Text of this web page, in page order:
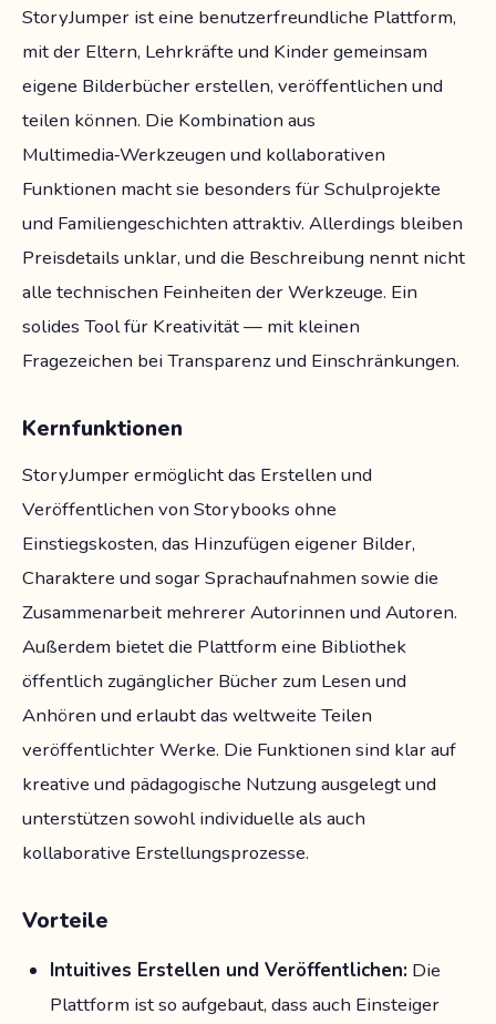
StoryJumper ist eine benutzerfreundliche Plattform,
mit der Eltern, Lehrkräfte und Kinder gemeinsam
eigene Bilderbücher erstellen, veröffentlichen und
teilen können. Die Kombination aus
Multimedia‑Werkzeugen und kollaborativen
Funktionen macht sie besonders für Schulprojekte
und Familiengeschichten attraktiv. Allerdings bleiben
Preisdetails unklar, und die Beschreibung nennt nicht
alle technischen Feinheiten der Werkzeuge. Ein
solides Tool für Kreativität — mit kleinen
Fragezeichen bei Transparenz und Einschränkungen.
Kernfunktionen
StoryJumper ermöglicht das Erstellen und
Veröffentlichen von Storybooks ohne
Einstiegskosten, das Hinzufügen eigener Bilder,
Charaktere und sogar Sprachaufnahmen sowie die
Zusammenarbeit mehrerer Autorinnen und Autoren.
Außerdem bietet die Plattform eine Bibliothek
öffentlich zugänglicher Bücher zum Lesen und
Anhören und erlaubt das weltweite Teilen
veröffentlichter Werke. Die Funktionen sind klar auf
kreative und pädagogische Nutzung ausgelegt und
unterstützen sowohl individuelle als auch
kollaborative Erstellungsprozesse.
Vorteile
Intuitives Erstellen und Veröffentlichen: Die
Plattform ist so aufgebaut, dass auch Einsteiger